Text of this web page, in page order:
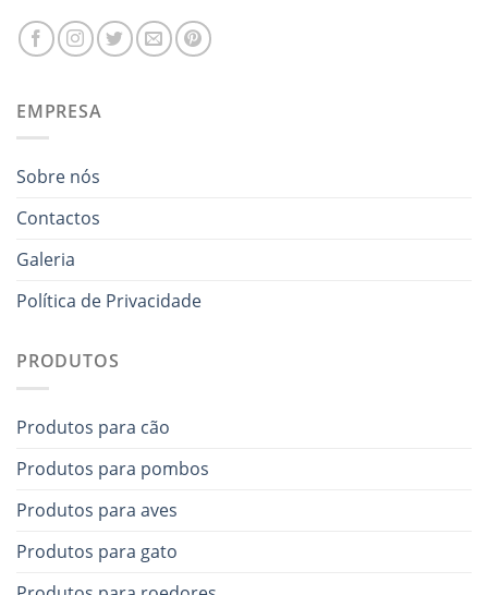
EMPRESA
Sobre nós
Contactos
Galeria
Política de Privacidade
PRODUTOS
Produtos para cão
Produtos para pombos
Produtos para aves
Produtos para gato